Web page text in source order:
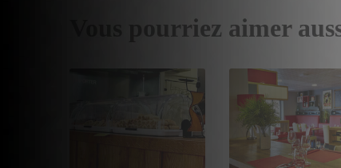
Vous pourriez aimer